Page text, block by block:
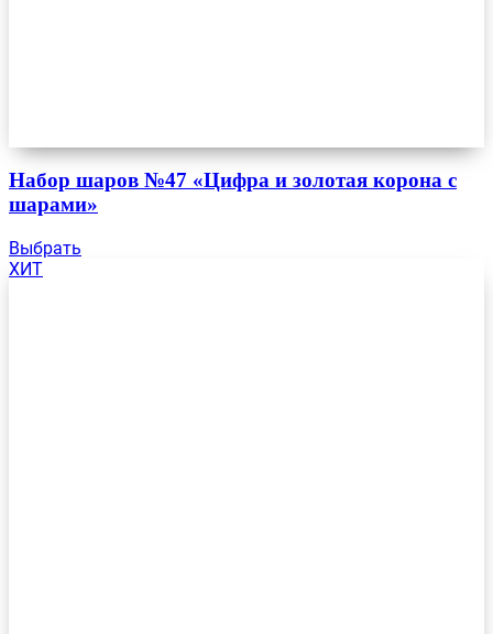
Набор шаров №47 «Цифра и золотая корона с
шарами»
Выбрать
ХИТ